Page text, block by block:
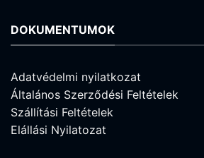
DOKUMENTUMOK
Adatvédelmi nyilatkozat
Általános Szerződési Feltételek
Szállítási Feltételek
Elállási Nyilatozat